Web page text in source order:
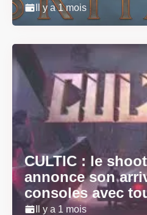
Il y a 1 mois
CULTIC : le
annonce son
consoles avec
Il y a 1 mois